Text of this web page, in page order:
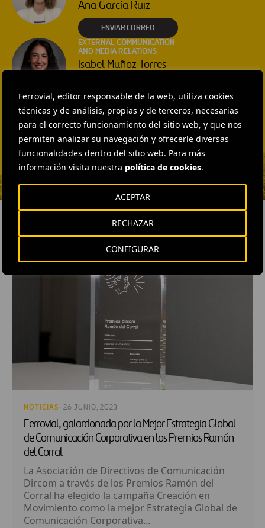
Ferrovial, editor responsable de la web, utiliza cookies
técnicas y de análisis, propias y de terceros, necesarias
para el correcto funcionamiento del sitio web, y que nos
permiten analizar su navegación y ofrecerle diversas
funcionalidades dentro del sitio web. Para más
información visita nuestra política de cookies.
CONFIGURAR
RECHAZAR
ACEPTAR
Ana García Ruiz
ENVIAR CORREO
EXTERNAL COMMUNICATION
AND MEDIA RELATIONS
Isabel Muñoz Torres
EXTERNAL COMMUNICATION
AND MEDIA RELATIONS
Fátima Gracia De
Vargas
NOTICIAS · 26 JUNIO, 2023
Ferrovial, galardonada por la Mejor Estrategia Global
de Comunicación Corporativa en los Premios Ramón
del Corral
La Asociación de Directivos de Comunicación
Dircom a través de los Premios Ramón del
Corral ha elegido la campaña Creación en
Movimiento como la mejor Estrategia Global de
Comunicación Corporativa...